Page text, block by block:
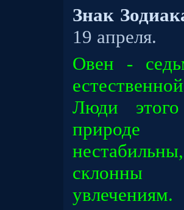
Знак
19 апреля.
Овен -
Люди
природе
склонны
увлечениям.